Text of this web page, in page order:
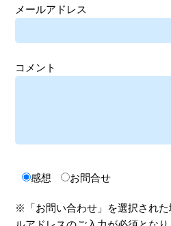
メールアドレス
コメント
感想 お問合せ
※「お問い合わせ」を選択され